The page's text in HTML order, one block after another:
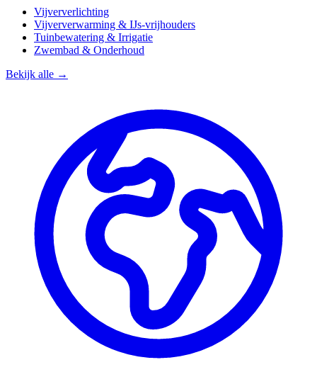
Vijververlichting
Vijververwarming & IJs-vrijhouders
Tuinbewatering & Irrigatie
Zwembad & Onderhoud
Bekijk alle →